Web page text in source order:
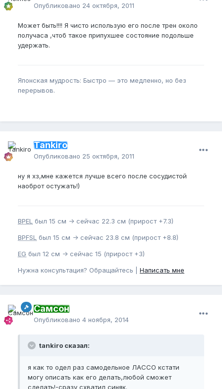
Опубликовано 24 октября, 2011
Может быть!!!! Я чисто использую его после трен около
получаса ,чтоб такое припухшее состояние подольше
удержать.
Японская мудрость: Быстро — это медленно, но без
перерывов.
Tankiro
Опубликовано 25 октября, 2011
ну я хз,мне кажется лучше всего после сосудистой
наоброт остужать!)
BPEL был 15 см -> сейчас 22.3 см (прирост +7.3)
BPFSL был 15 см -> сейчас 23.8 см (прирост +8.8)
EG был 12 см -> сейчас 15 (прирост +3)
Нужна консультация? Обращайтесь | Написать мне
Самсон
Опубликовано 4 ноября, 2014
tankiro сказал:
я как то одел раз самодельное ЛАССО кстати
могу описать как его делать,любой сможет
сделать!-сразу схватил синяк.